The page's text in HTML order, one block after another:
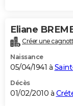
Eliane
Créer une
Naissance
05/04/1941 à
Décès
01/02/2010 à